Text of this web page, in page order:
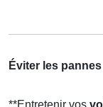
Éviter les pannes
**Entretenir vos